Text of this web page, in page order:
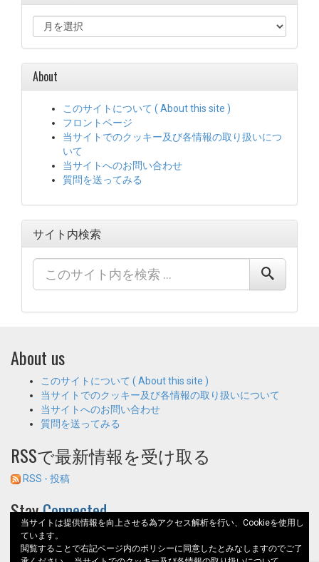
ー
カ
イ
ブ
About
このサイトについて ( About this site )
フロントページ
当サイトでのクッキー及び各情報の取り扱いにつ
いて
当サイトへのお問い合わせ
質問を送ってみる
サイト内検索
About us
このサイトについて ( About this site )
当サイトでのクッキー及び各情報の取り扱いについて
当サイトへのお問い合わせ
質問を送ってみる
RSSで最新情報を受け取る
RSS - 投稿
StayConnected
当サイトは提供情報を向上させる為アクセス解析を行い、Cookieを使用し
ています。
閲覧することで右記ページ内のポリシーに同意したとみなしますのでご了